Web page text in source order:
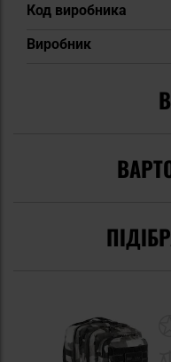
Код виробника
Виробник